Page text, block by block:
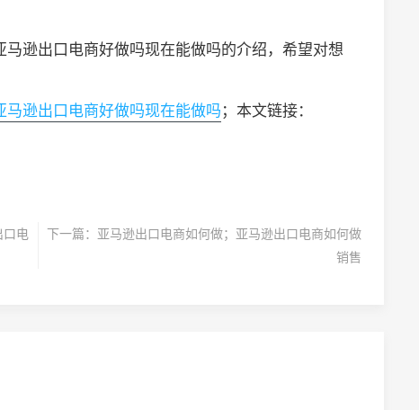
逊出口电商好做吗现在能做吗的介绍，希望对想
逊出口电商好做吗现在能做吗 ；本文链接：
口电
下一篇： 亚马逊出口电商如何做；亚马逊出口电商如何做
销售